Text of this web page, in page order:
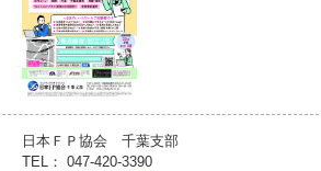
日本ＦＰ協会 千葉支部
TEL： 047-420-3390